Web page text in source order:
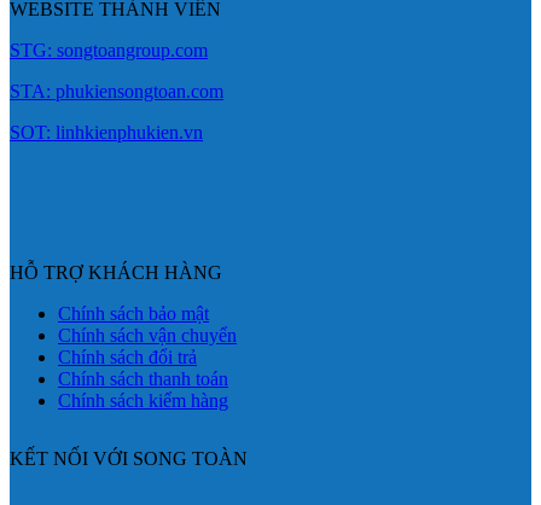
WEBSITE THÀNH VIÊN
STG: songtoangroup.com
STA: phukiensongtoan.com
SOT: linhkienphukien.vn
HỖ TRỢ KHÁCH HÀNG
Chính sách bảo mật
Chính sách vận chuyển
Chính sách đổi trả
Chính sách thanh toán
Chính sách kiểm hàng
KẾT NỐI VỚI SONG TOÀN